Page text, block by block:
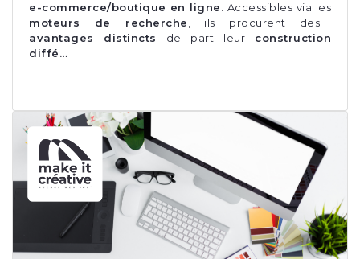
e-commerce/boutique en ligne
. Accessibles via les
moteurs de recherche , ils procurent des
avantages distincts
de part leur construction
diffé…